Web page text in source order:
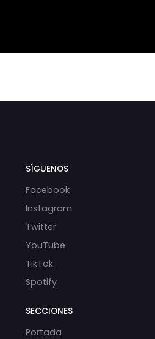
SÍGUENOS
Facebook
Instagram
Twitter
YouTube
TikTok
Spotify
SECCIONES
Portada